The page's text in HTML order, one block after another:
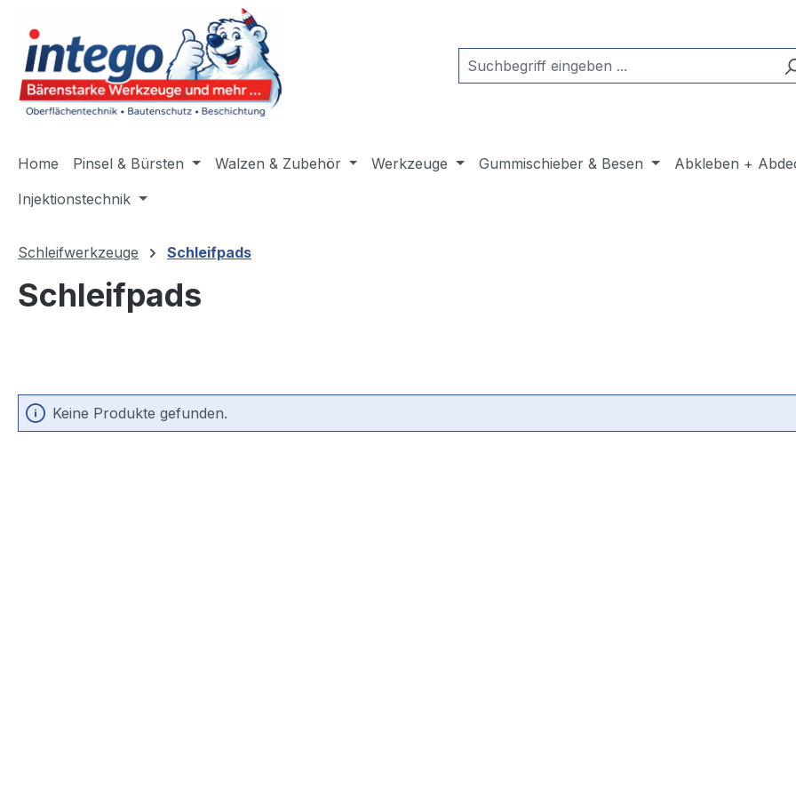
Zur Hauptnavigation springen
Home Pinsel & Bürsten Walzen & Zubehör Werkzeuge Gummischieber & Besen Abkleben +
Injektionstechnik
Schleifwerkzeuge Schleifpads
Schleifpads
Keine Produkte gefunden.